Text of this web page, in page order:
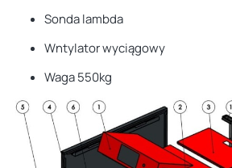
Sonda lambda
Wntylator wyciągowy
Waga 550kg